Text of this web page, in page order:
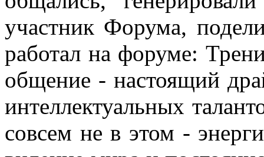
участник Форума,
работал на форуме:
общение - настоящий
интеллектуальных
совсем не в этом -